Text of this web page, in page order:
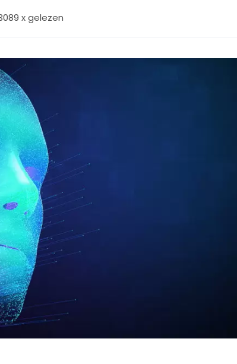
x gelezen